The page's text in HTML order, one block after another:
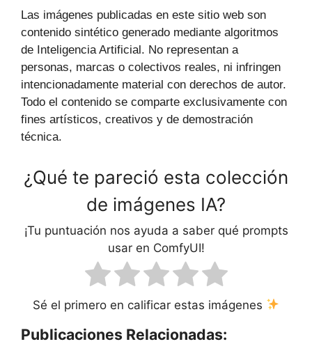
Las imágenes publicadas en este sitio web son
contenido sintético generado mediante algoritmos
de Inteligencia Artificial. No representan a
personas, marcas o colectivos reales, ni infringen
intencionadamente material con derechos de autor.
Todo el contenido se comparte exclusivamente con
fines artísticos, creativos y de demostración
técnica.
¿Qué te pareció esta colección
de imágenes IA?
¡Tu puntuación nos ayuda a saber qué prompts
usar en ComfyUI!
Sé el primero en calificar estas imágenes
Publicaciones Relacionadas: